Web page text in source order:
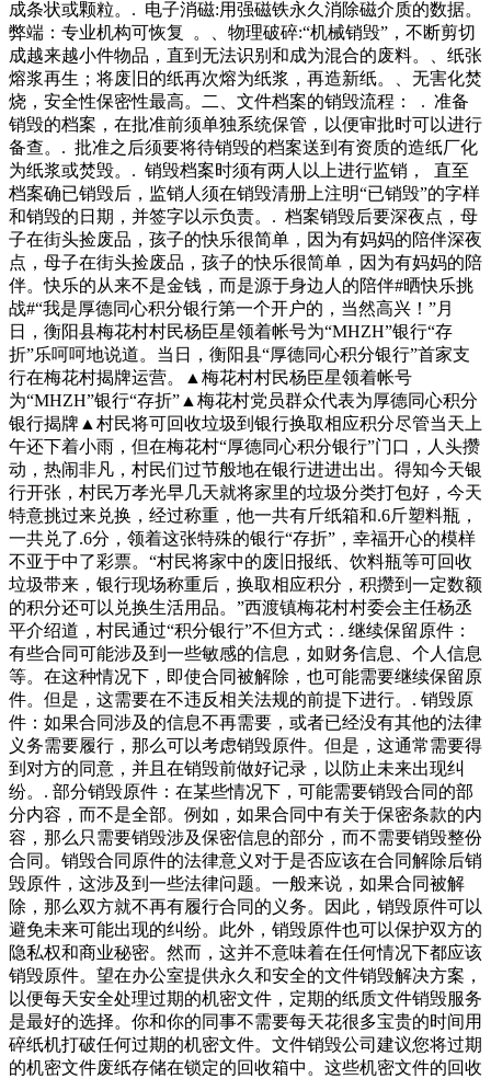
成条状或颗粒。. 电子消磁:用强磁铁永久消除磁介质的数据。
弊端：专业机构可恢复 。、物理破碎:“机械销毁”，不断剪切
成越来越小件物品，直到无法识别和成为混合的废料。、纸张
熔浆再生；将废旧的纸再次熔为纸浆，再造新纸。、无害化焚
烧，安全性保密性最高。二、文件档案的销毁流程： . 准备
销毁的档案，在批准前须单独系统保管，以便审批时可以进行
备查。. 批准之后须要将待销毁的档案送到有资质的造纸厂化
为纸浆或焚毁。. 销毁档案时须有两人以上进行监销， 直至
档案确已销毁后，监销人须在销毁清册上注明“已销毁”的字样
和销毁的日期，并签字以示负责。. 档案销毁后要深夜点，母
子在街头捡废品，孩子的快乐很简单，因为有妈妈的陪伴深夜
点，母子在街头捡废品，孩子的快乐很简单，因为有妈妈的陪
伴。快乐的从来不是金钱，而是源于身边人的陪伴#晒快乐挑
战#“我是厚德同心积分银行第一个开户的，当然高兴！”月
日，衡阳县梅花村村民杨臣星领着帐号为“MHZH”银行“存
折”乐呵呵地说道。当日，衡阳县“厚德同心积分银行”首家支
行在梅花村揭牌运营。▲梅花村村民杨臣星领着帐号
为“MHZH”银行“存折”▲梅花村党员群众代表为厚德同心积分
银行揭牌▲村民将可回收垃圾到银行换取相应积分尽管当天上
午还下着小雨，但在梅花村“厚德同心积分银行”门口，人头攒
动，热闹非凡，村民们过节般地在银行进进出出。得知今天银
行开张，村民万孝光早几天就将家里的垃圾分类打包好，今天
特意挑过来兑换，经过称重，他一共有斤纸箱和.6斤塑料瓶，
一共兑了.6分，领着这张特殊的银行“存折”，幸福开心的模样
不亚于中了彩票。“村民将家中的废旧报纸、饮料瓶等可回收
垃圾带来，银行现场称重后，换取相应积分，积攒到一定数额
的积分还可以兑换生活用品。”西渡镇梅花村村委会主任杨丞
平介绍道，村民通过“积分银行”不但方式：. 继续保留原件：
有些合同可能涉及到一些敏感的信息，如财务信息、个人信息
等。在这种情况下，即使合同被解除，也可能需要继续保留原
件。但是，这需要在不违反相关法规的前提下进行。. 销毁原
件：如果合同涉及的信息不再需要，或者已经没有其他的法律
义务需要履行，那么可以考虑销毁原件。但是，这通常需要得
到对方的同意，并且在销毁前做好记录，以防止未来出现纠
纷。. 部分销毁原件：在某些情况下，可能需要销毁合同的部
分内容，而不是全部。例如，如果合同中有关于保密条款的内
容，那么只需要销毁涉及保密信息的部分，而不需要销毁整份
合同。销毁合同原件的法律意义对于是否应该在合同解除后销
毁原件，这涉及到一些法律问题。一般来说，如果合同被解
除，那么双方就不再有履行合同的义务。因此，销毁原件可以
避免未来可能出现的纠纷。此外，销毁原件也可以保护双方的
隐私权和商业秘密。然而，这并不意味着在任何情况下都应该
销毁原件。望在办公室提供永久和安全的文件销毁解决方案，
以便每天安全处理过期的机密文件，定期的纸质文件销毁服务
是最好的选择。你和你的同事不需要每天花很多宝贵的时间用
碎纸机打破任何过期的机密文件。文件销毁公司建议您将过期
的机密文件废纸存储在锁定的回收箱中。这些机密文件的回收